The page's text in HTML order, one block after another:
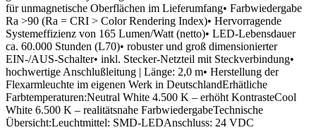
für unmagnetische Oberflächen im Lieferumfang• Farbwiedergabe
Ra >90 (Ra = CRI > Color Rendering Index)• Hervorragende
Systemeffizienz von 165 Lumen/Watt (netto)• LED-Lebensdauer
ca. 60.000 Stunden (L70)• robuster und groß dimensionierter
EIN-/AUS-Schalter• inkl. Stecker-Netzteil mit Steckverbindung•
hochwertige Anschlußleitung | Länge: 2,0 m• Herstellung der
Flexarmleuchte im eigenen Werk in DeutschlandErhätliche
Farbtemperaturen:Neutral White 4.500 K – erhöht KontrasteCool
White 6.500 K – realitätsnahe FarbwiedergabeTechnische
Übersicht:Leuchtmittel: SMD-LEDAnschluss: 24 VDC